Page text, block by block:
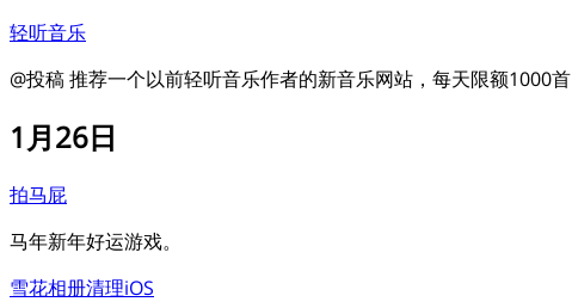
轻听音乐
@投稿 推荐一个以前轻听音乐作者的新音乐网站，每天限额1000首
1月26日
拍马屁
马年新年好运游戏。
雪花相册清理iOS